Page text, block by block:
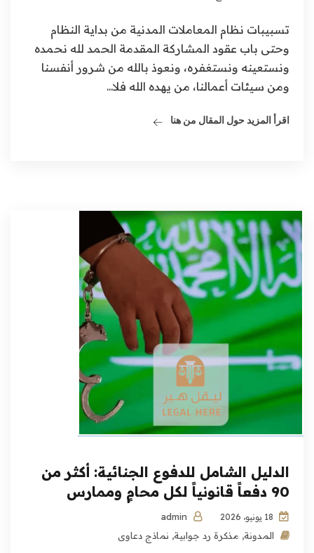
تسبيبات نظام المعاملات المدنية من بداية النظام
وحتى باب عقود المشاركة المقدمة الحمد لله نحمده
ونستعينه ونستغفره، ونعوذ بالله من شرور أنفسنا
ومن سيئات أعمالنا، من يهده الله فلا...
اقرأ المزيد حول المقال من هنا
الدليل الشامل للدفوع الجنائية: أكثر من
90 دفعاً قانونياً لكل محامٍ وممارس
المدونة, مذكرة رد جوابية, نماذج دعاوى